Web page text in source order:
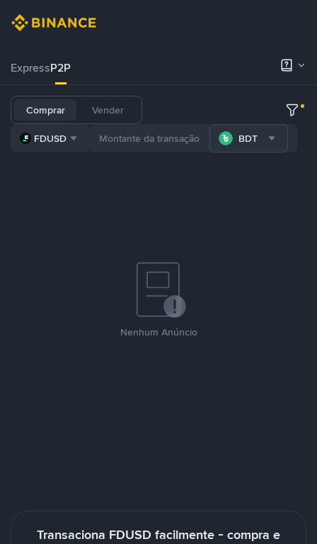
ExpressP2P
Comprar Vender
FDUSD BDT
Nenhum Anúncio
Transaciona FDUSD facilmente - compra e